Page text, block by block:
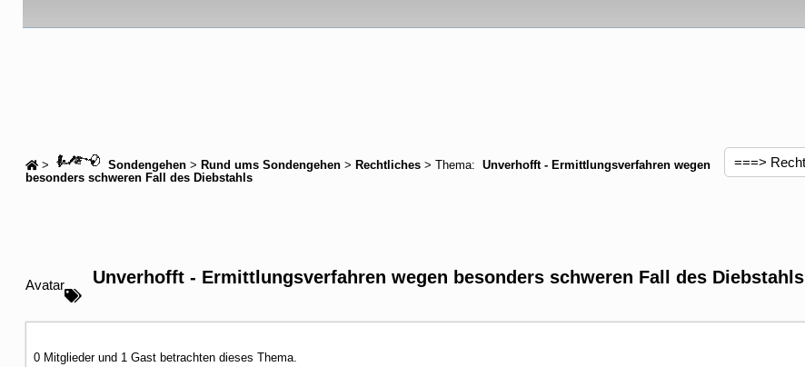
> Sondengehen > Rund ums Sondengehen > Rechtliches > Thema:
Unverhofft - Ermittlungsverfahren wegen
besonders schweren Fall des Diebstahls
Avatar Unverhofft - Ermittlungsverfahren wegen besonders schweren Fall des Diebstahls
0 Mitglieder und 1 Gast betrachten dieses Thema.